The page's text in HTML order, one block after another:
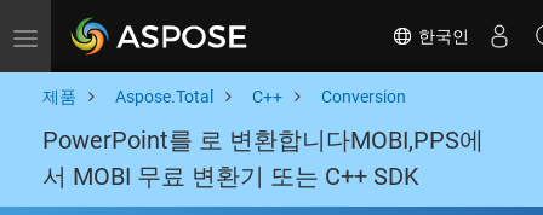
Toggle navigation 한국인
제품 Aspose.Total C++ Conversion
PowerPoint를 로 변환합니다MOBI,PPS에
서 MOBI 무료 변환기 또는 C++ SDK